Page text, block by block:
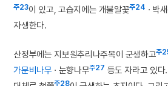
주23이 있고, 고습지에는 개불알꽃주24 · 박
자생한다.
산정부에는 지보원추리나주목이 군생하고주
가문비나무 · 눈향나무주27 등도 자라고 있
주28